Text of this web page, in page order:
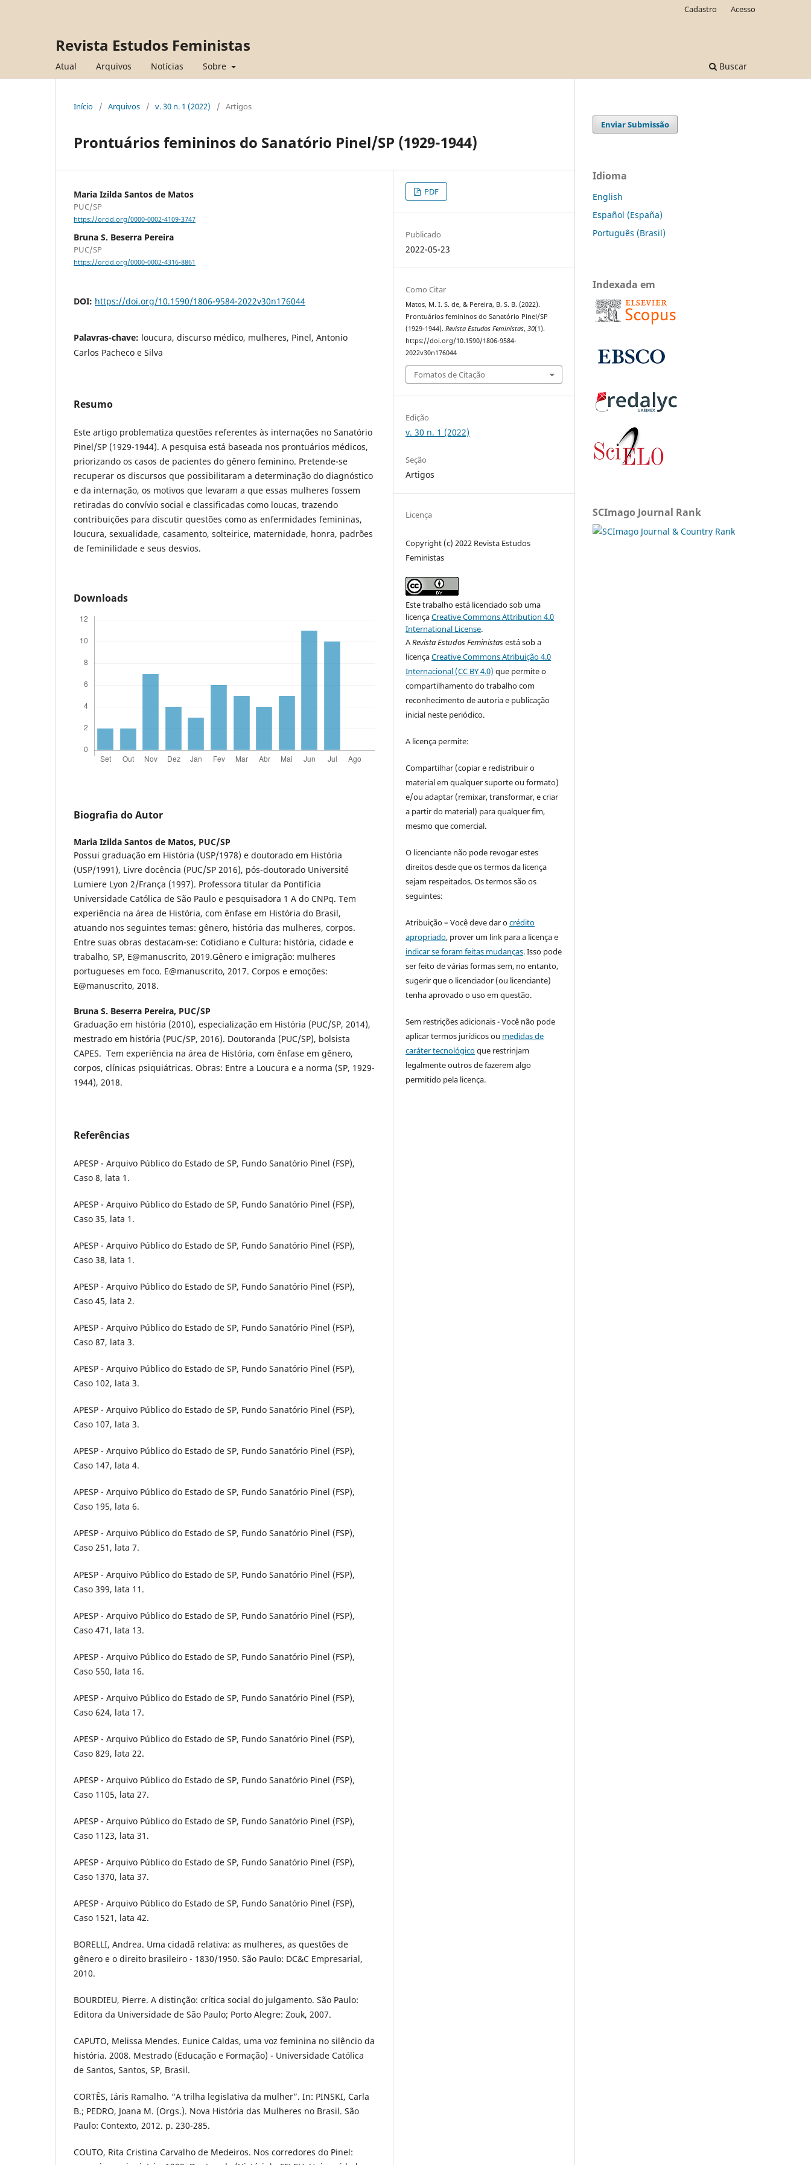
Revista Estudos Feministas
Atual Arquivos Notícias Sobre Buscar
Cadastro Acesso
Início / Arquivos / v. 30 n. 1 (2022) / Artigos
Prontuários femininos do Sanatório Pinel/SP (1929-1944)
Maria Izilda Santos de Matos
PUC/SP
https://orcid.org/0000-0002-4109-3747
Bruna S. Beserra Pereira
PUC/SP
https://orcid.org/0000-0002-4316-8861
DOI: https://doi.org/10.1590/1806-9584-2022v30n176044
Palavras-chave: loucura, discurso médico, mulheres, Pinel, Antonio
Carlos Pacheco e Silva
Resumo
Este artigo problematiza questões referentes às internações no Sanatório
Pinel/SP (1929-1944). A pesquisa está baseada nos prontuários médicos,
priorizando os casos de pacientes do gênero feminino. Pretende-se
recuperar os discursos que possibilitaram a determinação do diagnóstico
e da internação, os motivos que levaram a que essas mulheres fossem
retiradas do convívio social e classificadas como loucas, trazendo
contribuições para discutir questões como as enfermidades femininas,
loucura, sexualidade, casamento, solteirice, maternidade, honra, padrões
de feminilidade e seus desvios.
Downloads
Biografia do Autor
Maria Izilda Santos de Matos, PUC/SP
Possui graduação em História (USP/1978) e doutorado em História
(USP/1991), Livre docência (PUC/SP 2016), pós-doutorado Université
Lumiere Lyon 2/França (1997). Professora titular da Pontifícia
Universidade Católica de São Paulo e pesquisadora 1 A do CNPq. Tem
experiência na área de História, com ênfase em História do Brasil,
atuando nos seguintes temas: gênero, história das mulheres, corpos.
Entre suas obras destacam-se: Cotidiano e Cultura: história, cidade e
trabalho, SP, E@manuscrito, 2019.Gênero e imigração: mulheres
portugueses em foco. E@manuscrito, 2017. Corpos e emoções:
E@manuscrito, 2018.
Bruna S. Beserra Pereira, PUC/SP
Graduação em história (2010), especialização em História (PUC/SP, 2014),
mestrado em história (PUC/SP, 2016). Doutoranda (PUC/SP), bolsista
CAPES. Tem experiência na área de História, com ênfase em gênero,
corpos, clínicas psiquiátricas. Obras: Entre a Loucura e a norma (SP, 1929-
1944), 2018.
Referências
APESP - Arquivo Público do Estado de SP, Fundo Sanatório Pinel (FSP),
Caso 8, lata 1.
APESP - Arquivo Público do Estado de SP, Fundo Sanatório Pinel (FSP),
Caso 35, lata 1.
APESP - Arquivo Público do Estado de SP, Fundo Sanatório Pinel (FSP),
Caso 38, lata 1.
APESP - Arquivo Público do Estado de SP, Fundo Sanatório Pinel (FSP),
Caso 45, lata 2.
APESP - Arquivo Público do Estado de SP, Fundo Sanatório Pinel (FSP),
Caso 87, lata 3.
APESP - Arquivo Público do Estado de SP, Fundo Sanatório Pinel (FSP),
Caso 102, lata 3.
APESP - Arquivo Público do Estado de SP, Fundo Sanatório Pinel (FSP),
Caso 107, lata 3.
APESP - Arquivo Público do Estado de SP, Fundo Sanatório Pinel (FSP),
Caso 147, lata 4.
APESP - Arquivo Público do Estado de SP, Fundo Sanatório Pinel (FSP),
Caso 195, lata 6.
APESP - Arquivo Público do Estado de SP, Fundo Sanatório Pinel (FSP),
Caso 251, lata 7.
APESP - Arquivo Público do Estado de SP, Fundo Sanatório Pinel (FSP),
Caso 399, lata 11.
APESP - Arquivo Público do Estado de SP, Fundo Sanatório Pinel (FSP),
Caso 471, lata 13.
APESP - Arquivo Público do Estado de SP, Fundo Sanatório Pinel (FSP),
Caso 550, lata 16.
APESP - Arquivo Público do Estado de SP, Fundo Sanatório Pinel (FSP),
Caso 624, lata 17.
APESP - Arquivo Público do Estado de SP, Fundo Sanatório Pinel (FSP),
Caso 829, lata 22.
APESP - Arquivo Público do Estado de SP, Fundo Sanatório Pinel (FSP),
Caso 1105, lata 27.
APESP - Arquivo Público do Estado de SP, Fundo Sanatório Pinel (FSP),
Caso 1123, lata 31.
APESP - Arquivo Público do Estado de SP, Fundo Sanatório Pinel (FSP),
Caso 1370, lata 37.
APESP - Arquivo Público do Estado de SP, Fundo Sanatório Pinel (FSP),
Caso 1521, lata 42.
BORELLI, Andrea. Uma cidadã relativa: as mulheres, as questões de
gênero e o direito brasileiro - 1830/1950. São Paulo: DC&C Empresarial,
2010.
BOURDIEU, Pierre. A distinção: crítica social do julgamento. São Paulo:
Editora da Universidade de São Paulo; Porto Alegre: Zouk, 2007.
CAPUTO, Melissa Mendes. Eunice Caldas, uma voz feminina no silêncio da
história. 2008. Mestrado (Educação e Formação) - Universidade Católica
de Santos, Santos, SP, Brasil.
CORTÊS, Iáris Ramalho. “A trilha legislativa da mulher”. In: PINSKI, Carla
B.; PEDRO, Joana M. (Orgs.). Nova História das Mulheres no Brasil. São
Paulo: Contexto, 2012. p. 230-285.
COUTO, Rita Cristina Carvalho de Medeiros. Nos corredores do Pinel:
PDF
Publicado
2022-05-23
Como Citar
Matos, M. I. S. de, & Pereira, B. S. B. (2022).
Prontuários femininos do Sanatório Pinel/SP
(1929-1944).Revista Estudos Feministas,30(1).
https://doi.org/10.1590/1806-9584-
2022v30n176044
Fomatos de Citação
Edição
v. 30 n. 1 (2022)
Seção
Artigos
Licença
Copyright (c) 2022 Revista Estudos
Feministas
Este trabalho está licenciado sob uma
licençaCreative Commons Attribution 4.0
International License.
ARevista Estudos Feministasestá sob a
licençaCreative Commons Atribuição 4.0
Internacional (CC BY 4.0) que permite o
compartilhamento do trabalho com
reconhecimento de autoria e publicação
inicial neste periódico.
A licença permite:
Compartilhar (copiar e redistribuir o
material em qualquer suporte ou formato)
e/ou adaptar (remixar, transformar, e criar
a partir do material) para qualquer fim,
mesmo que comercial.
O licenciante não pode revogar estes
direitos desde que os termos da licença
sejam respeitados. Os termos são os
seguintes:
Atribuição – Você deve dar ocrédito
apropriado, prover um link para a licença e
indicar se foram feitas mudanças. Isso pode
ser feito de várias formas sem, no entanto,
sugerir que o licenciador (ou licenciante)
tenha aprovado o uso em questão.
Sem restrições adicionais - Você não pode
aplicar termos jurídicos ou medidas de
caráter tecnológicoque restrinjam
legalmente outros de fazerem algo
permitido pela licença.
Enviar Submissão
Idioma
English
Español (España)
Português (Brasil)
Indexada em
SCImago Journal Rank